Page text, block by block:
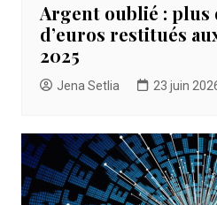
Argent oublié : plus
d’euros restitués
2025
Jena Setlia 23 juin